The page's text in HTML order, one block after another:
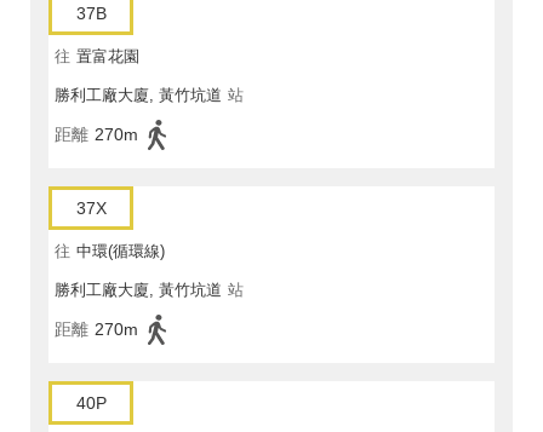
37B
往 置富花園
勝利工廠大廈, 黃竹坑道 站
距離 270m
37X
往 中環(循環線)
勝利工廠大廈, 黃竹坑道 站
距離 270m
40P